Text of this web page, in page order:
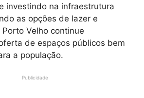
investindo na infraestrutura
as opções de lazer e
Velho continue
de espaços públicos bem
a população.
Publicidade